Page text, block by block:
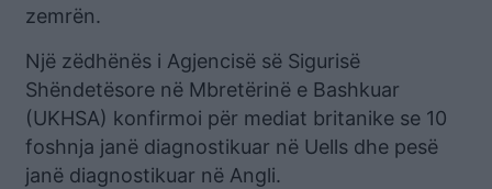
zemrën.
Një zëdhënës i Agjencisë së Sigurisë
Shëndetësore në Mbretërinë e Bashkuar
(UKHSA) konfirmoi për mediat britanike se 10
foshnja janë diagnostikuar në Uells dhe pesë
janë diagnostikuar në Angli.